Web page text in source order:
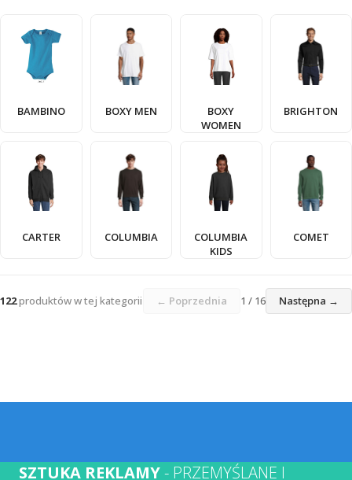
BAMBINO BOXY MEN
BOXY
WOMEN
BRIGHTON
CARTER COLUMBIA
COLUMBIA
KIDS
COMET
122produktów w tej kategorii ← Poprzednia 1 / 16 Następna →
SZTUKA REKLAMY- PRZEMYŚLANE I